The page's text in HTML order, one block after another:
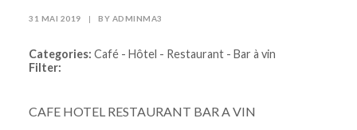
31 MAI 2019 | BY ADMINMA3
Categories: Café - Hôtel - Restaurant - Bar à vin
Filter:
CAFE HOTEL RESTAURANT BAR A VIN